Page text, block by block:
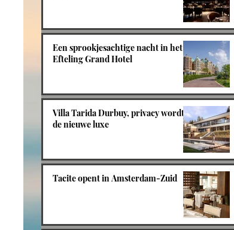
Een sprookjesachtige nacht in het
Efteling Grand Hotel
Villa Tarida Durbuy, privacy wordt
de nieuwe luxe
Tacite opent in Amsterdam-Zuid